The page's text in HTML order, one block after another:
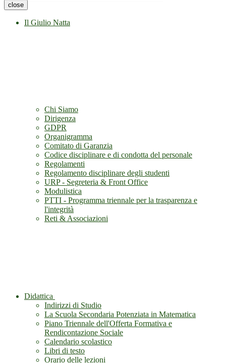
close
Il Giulio Natta
Chi Siamo
Dirigenza
GDPR
Organigramma
Comitato di Garanzia
Codice disciplinare e di condotta del personale
Regolamenti
Regolamento disciplinare degli studenti
URP - Segreteria & Front Office
Modulistica
PTTI - Programma triennale per la trasparenza e
l'integrità
Reti & Associazioni
Didattica
Indirizzi di Studio
La Scuola Secondaria Potenziata in Matematica
Piano Triennale dell'Offerta Formativa e
Rendicontazione Sociale
Calendario scolastico
Libri di testo
Orario delle lezioni